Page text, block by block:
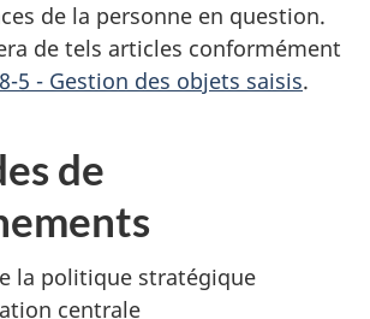
de la personne en question.
de tels articles conformément
5 - Gestion des objets saisis.
de
la politique stratégique
centrale